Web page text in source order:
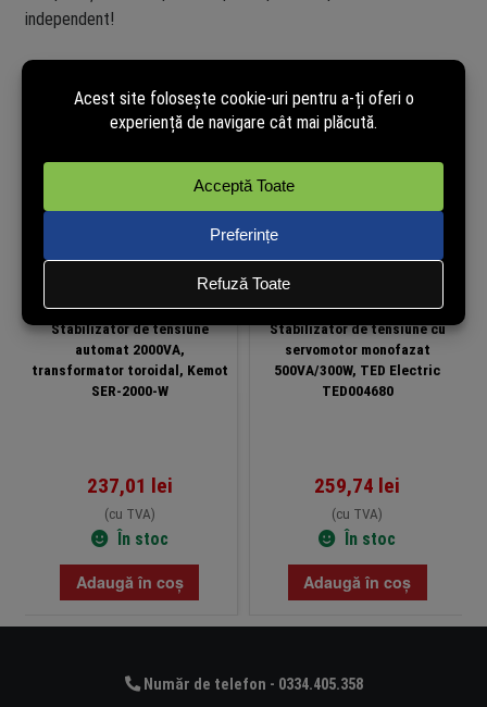
independent!
Produse similare
Stabilizator de tensiune
automat 2000VA,
transformator toroidal, Kemot
SER-2000-W
237,01 lei
(cu TVA)
În stoc
Adaugă în coș
Stabilizator de tensiune cu
servomotor monofazat
500VA/300W, TED Electric
TED004680
259,74 lei
(cu TVA)
În stoc
Adaugă în coș
Număr de telefon - 0334.405.358